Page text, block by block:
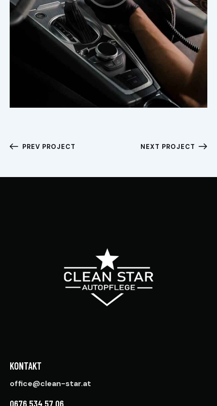
PREV PROJECT NEXT PROJECT
KONTAKT
office@clean-star.at
0676 534 57 06